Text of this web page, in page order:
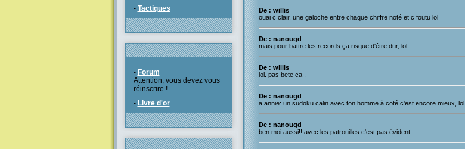
- Tactiques
- Forum
Attention, vous devez vous
réinscrire !
- Livre d'or
De : willis
ouai c clair. une galoche entre chaque chiffre noté et c foutu lol
De : nanougd
mais pour battre les records ça risque d'être dur, lol
De : willis
lol. pas bete ca .
De : nanougd
a annie: un sudoku calin avec ton homme à coté c'est encore mieux, lol
De : nanougd
ben moi aussi!! avec les patrouilles c'est pas évident...